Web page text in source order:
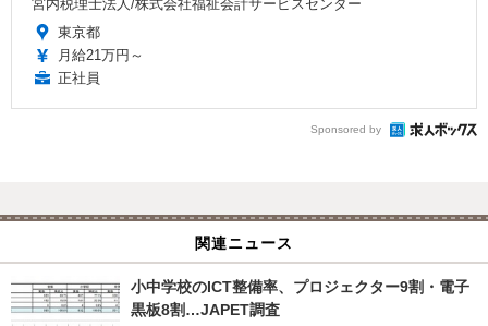
宮内税理士法人/株式会社福祉会計サービスセンター
東京都
月給21万円～
正社員
Sponsored by
関連ニュース
小中学校のICT整備率、プロジェクター9割・電子
黒板8割…JAPET調査